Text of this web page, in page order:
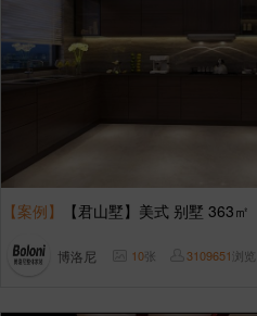
【案例】 【君山墅】美式 别墅 363㎡
博洛尼 10张 3109651浏览